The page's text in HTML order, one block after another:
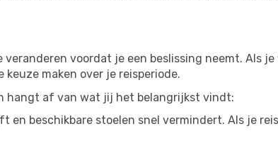
voordat je een beslissing neemt. Als je
maken over je reisperiode.
hangt af van wat jij het belangrijkst vindt:
beschikbare stoelen snel vermindert. Als je